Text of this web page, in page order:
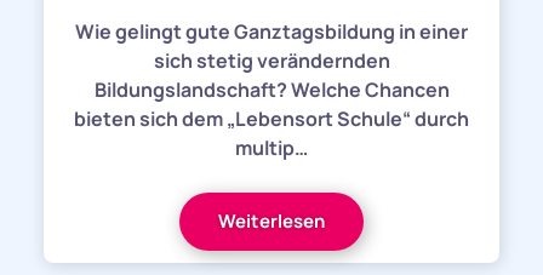
Wie gelingt gute Ganztagsbildung in einer
sich stetig verändernden
Bildungslandschaft? Welche Chancen
bieten sich dem „Lebensort Schule“ durch
multip…
Weiterlesen